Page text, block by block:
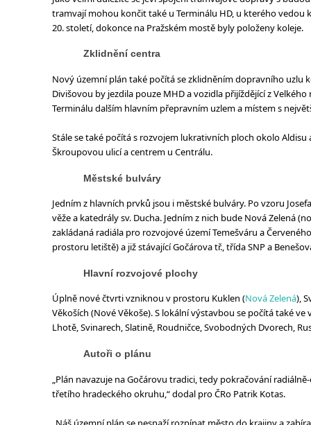
tramvají mohou končit také u Terminálu HD, u kterého vedou
20. století, dokonce na Pražském mostě byly položeny koleje.
Zklidnění centra
Nový územní plán také počítá se zklidněním dopravního uzlu
Divišovou by jezdila pouze MHD a vozidla přijíždějící z
Terminálu dalším hlavním přepravním uzlem a místem s
Stále se také počítá s rozvojem lukrativních ploch okolo
Škroupovou ulicí a centrem u Centrálu.
Městské bulváry
Jedním z hlavních prvků jsou i městské bulváry. Po vzoru
věže a katedrály sv. Ducha. Jedním z nich bude Nová Zelená
zakládaná radiála pro rozvojové území Temešváru a
prostoru letiště) a již stávající Gočárova tř., třída SNP a
Hlavní rozvojové plochy
Úplně nové čtvrti vzniknou v prostoru Kuklen (Nová Zelená),
Věkoších (Nové Věkoše). S lokální výstavbou se počítá také
Lhotě, Svinarech, Slatině, Roudničce, Svobodných Dvorech,
Autoři o plánu
„Plán navazuje na Gočárovu tradici, tedy pokračování
třetího hradeckého okruhu,“ dodal pro ČRo Patrik Kotas.